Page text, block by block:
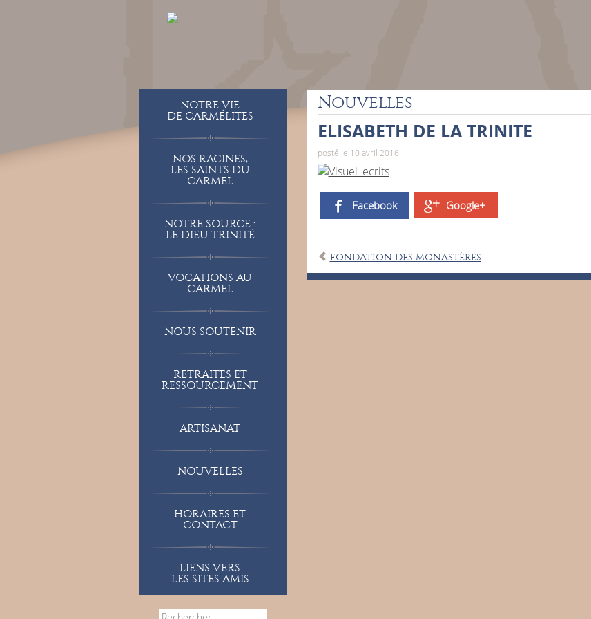
NOTRE VIE
DE CARMÉLITES
NOS RACINES,
LES SAINTS DU
CARMEL
NOTRE SOURCE :
LE DIEU TRINITÉ
VOCATIONS AU
CARMEL
NOUS SOUTENIR
RETRAITES ET
RESSOURCEMENT
ARTISANAT
NOUVELLES
HORAIRES ET
CONTACT
LIENS VERS
LES SITES AMIS
Nouvelles
ELISABETH DE LA TRINITE
posté le 10 avril 2016
Facebook Google+
FONDATION DES MONASTÈRES